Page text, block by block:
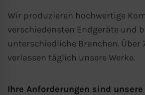
Wir produzieren hochwertige
verschiedensten Endgeräte und
unterschiedliche Branchen. Über
verlassen täglich unsere Werke.
Ihre Anforderungen sind unsere